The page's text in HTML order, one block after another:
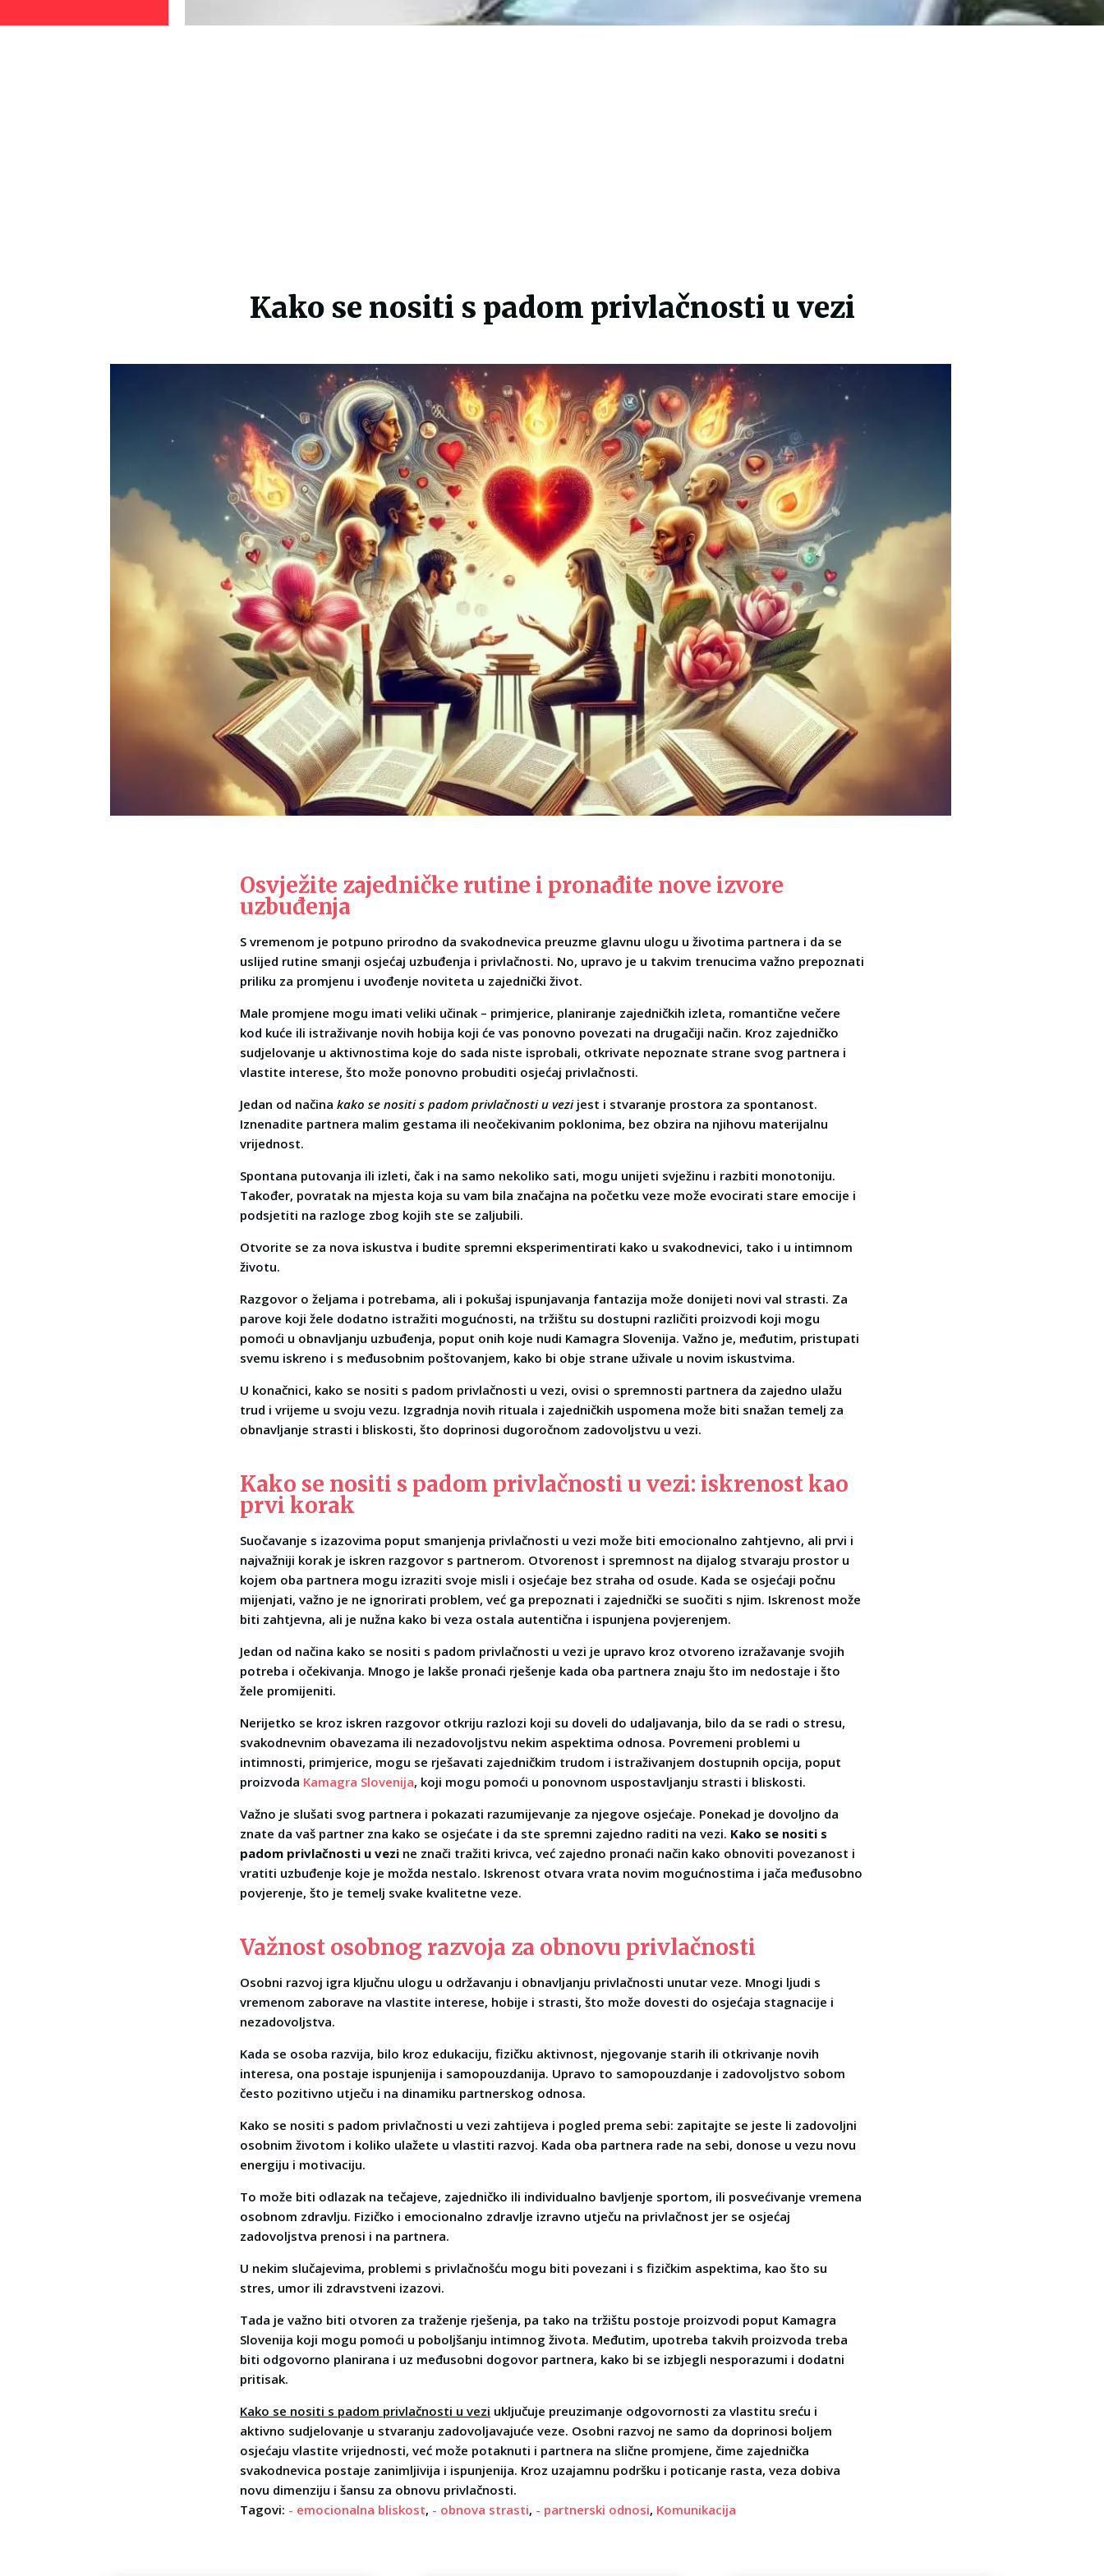
Kako se nositi s padom privlačnosti u vezi
Osvježite zajedničke rutine i pronađite nove izvore
uzbuđenja
S vremenom je potpuno prirodno da svakodnevica preuzme glavnu ulogu u životima partnera i da se
uslijed rutine smanji osjećaj uzbuđenja i privlačnosti. No, upravo je u takvim trenucima važno prepoznati
priliku za promjenu i uvođenje noviteta u zajednički život.
Male promjene mogu imati veliki učinak – primjerice, planiranje zajedničkih izleta, romantične večere
kod kuće ili istraživanje novih hobija koji će vas ponovno povezati na drugačiji način. Kroz zajedničko
sudjelovanje u aktivnostima koje do sada niste isprobali, otkrivate nepoznate strane svog partnera i
vlastite interese, što može ponovno probuditi osjećaj privlačnosti.
Jedan od načina kako se nositi s padom privlačnosti u vezijest i stvaranje prostora za spontanost.
Iznenadite partnera malim gestama ili neočekivanim poklonima, bez obzira na njihovu materijalnu
vrijednost.
Spontana putovanja ili izleti, čak i na samo nekoliko sati, mogu unijeti svježinu i razbiti monotoniju.
Također, povratak na mjesta koja su vam bila značajna na početku veze može evocirati stare emocije i
podsjetiti na razloge zbog kojih ste se zaljubili.
Otvorite se za nova iskustva i budite spremni eksperimentirati kako u svakodnevici, tako i u intimnom
životu.
Razgovor o željama i potrebama, ali i pokušaj ispunjavanja fantazija može donijeti novi val strasti. Za
parove koji žele dodatno istražiti mogućnosti, na tržištu su dostupni različiti proizvodi koji mogu
pomoći u obnavljanju uzbuđenja, poput onih koje nudi Kamagra Slovenija. Važno je, međutim, pristupati
svemu iskreno i s međusobnim poštovanjem, kako bi obje strane uživale u novim iskustvima.
U konačnici, kako se nositi s padom privlačnosti u vezi, ovisi o spremnosti partnera da zajedno ulažu
trud i vrijeme u svoju vezu. Izgradnja novih rituala i zajedničkih uspomena može biti snažan temelj za
obnavljanje strasti i bliskosti, što doprinosi dugoročnom zadovoljstvu u vezi.
Kako se nositi s padom privlačnosti u vezi: iskrenost kao
prvi korak
Suočavanje s izazovima poput smanjenja privlačnosti u vezi može biti emocionalno zahtjevno, ali prvi i
najvažniji korak je iskren razgovor s partnerom. Otvorenost i spremnost na dijalog stvaraju prostor u
kojem oba partnera mogu izraziti svoje misli i osjećaje bez straha od osude. Kada se osjećaji počnu
mijenjati, važno je ne ignorirati problem, već ga prepoznati i zajednički se suočiti s njim. Iskrenost može
biti zahtjevna, ali je nužna kako bi veza ostala autentična i ispunjena povjerenjem.
Jedan od načina kako se nositi s padom privlačnosti u vezi je upravo kroz otvoreno izražavanje svojih
potreba i očekivanja. Mnogo je lakše pronaći rješenje kada oba partnera znaju što im nedostaje i što
žele promijeniti.
Nerijetko se kroz iskren razgovor otkriju razlozi koji su doveli do udaljavanja, bilo da se radi o stresu,
svakodnevnim obavezama ili nezadovoljstvu nekim aspektima odnosa. Povremeni problemi u
intimnosti, primjerice, mogu se rješavati zajedničkim trudom i istraživanjem dostupnih opcija, poput
proizvoda Kamagra Slovenija, koji mogu pomoći u ponovnom uspostavljanju strasti i bliskosti.
Važno je slušati svog partnera i pokazati razumijevanje za njegove osjećaje. Ponekad je dovoljno da
znate da vaš partner zna kako se osjećate i da ste spremni zajedno raditi na vezi. Kako se nositi s
padom privlačnosti u vezi ne znači tražiti krivca, već zajedno pronaći način kako obnoviti povezanost i
vratiti uzbuđenje koje je možda nestalo. Iskrenost otvara vrata novim mogućnostima i jača međusobno
povjerenje, što je temelj svake kvalitetne veze.
Važnost osobnog razvoja za obnovu privlačnosti
Osobni razvoj igra ključnu ulogu u održavanju i obnavljanju privlačnosti unutar veze. Mnogi ljudi s
vremenom zaborave na vlastite interese, hobije i strasti, što može dovesti do osjećaja stagnacije i
nezadovoljstva.
Kada se osoba razvija, bilo kroz edukaciju, fizičku aktivnost, njegovanje starih ili otkrivanje novih
interesa, ona postaje ispunjenija i samopouzdanija. Upravo to samopouzdanje i zadovoljstvo sobom
često pozitivno utječu i na dinamiku partnerskog odnosa.
Kako se nositi s padom privlačnosti u vezi zahtijeva i pogled prema sebi: zapitajte se jeste li zadovoljni
osobnim životom i koliko ulažete u vlastiti razvoj. Kada oba partnera rade na sebi, donose u vezu novu
energiju i motivaciju.
To može biti odlazak na tečajeve, zajedničko ili individualno bavljenje sportom, ili posvećivanje vremena
osobnom zdravlju. Fizičko i emocionalno zdravlje izravno utječu na privlačnost jer se osjećaj
zadovoljstva prenosi i na partnera.
U nekim slučajevima, problemi s privlačnošću mogu biti povezani i s fizičkim aspektima, kao što su
stres, umor ili zdravstveni izazovi.
Tada je važno biti otvoren za traženje rješenja, pa tako na tržištu postoje proizvodi poput Kamagra
Slovenija koji mogu pomoći u poboljšanju intimnog života. Međutim, upotreba takvih proizvoda treba
biti odgovorno planirana i uz međusobni dogovor partnera, kako bi se izbjegli nesporazumi i dodatni
pritisak.
Kako se nositi s padom privlačnosti u vezi uključuje preuzimanje odgovornosti za vlastitu sreću i
aktivno sudjelovanje u stvaranju zadovoljavajuće veze. Osobni razvoj ne samo da doprinosi boljem
osjećaju vlastite vrijednosti, već može potaknuti i partnera na slične promjene, čime zajednička
svakodnevica postaje zanimljivija i ispunjenija. Kroz uzajamnu podršku i poticanje rasta, veza dobiva
novu dimenziju i šansu za obnovu privlačnosti.
Tagovi: - emocionalna bliskost, - obnova strasti, - partnerski odnosi, Komunikacija